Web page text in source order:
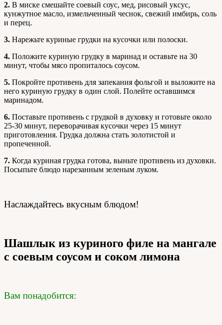
2. В миске смешайте соевый соус, мед, рисовый уксус,
кунжутное масло, измельченный чеснок, свежий имбирь, соль
и перец.
3. Нарежьте куриные грудки на кусочки или полоски.
4. Положите куриную грудку в маринад и оставьте на 30
минут, чтобы мясо пропиталось соусом.
5. Покройте противень для запекания фольгой и выложите на
него куриную грудку в один слой. Полейте оставшимся
маринадом.
6. Поставьте противень с грудкой в духовку и готовьте около
25-30 минут, переворачивая кусочки через 15 минут
приготовления. Грудка должна стать золотистой и
пропеченной.
7. Когда куриная грудка готова, выньте противень из духовки.
Посыпьте блюдо нарезанным зеленым луком.
Наслаждайтесь вкусным блюдом!
Шашлык из куриного филе на мангале
с соевым соусом и соком лимона
Вам понадобится: